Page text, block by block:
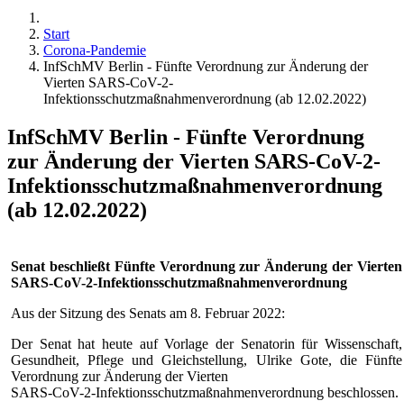
Start
Corona-Pandemie
InfSchMV Berlin - Fünfte Verordnung zur Änderung der
Vierten SARS-CoV-2-
Infektionsschutzmaßnahmenverordnung (ab 12.02.2022)
InfSchMV Berlin - Fünfte Verordnung
zur Änderung der Vierten SARS-CoV-2-
Infektionsschutzmaßnahmenverordnung
(ab 12.02.2022)
Senat beschließt Fünfte Verordnung zur Änderung der Vierten
SARS-CoV-2-Infektionsschutzmaßnahmenverordnung
Aus der Sitzung des Senats am 8. Februar 2022:
Der Senat hat heute auf Vorlage der Senatorin für Wissenschaft,
Gesundheit, Pflege und Gleichstellung, Ulrike Gote, die Fünfte
Verordnung zur Änderung der Vierten
SARS-CoV-2-Infektionsschutzmaßnahmenverordnung beschlossen.